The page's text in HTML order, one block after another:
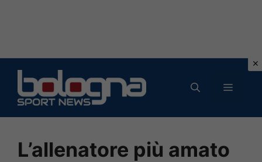
contenuto
MENU
L’allenatore più amato